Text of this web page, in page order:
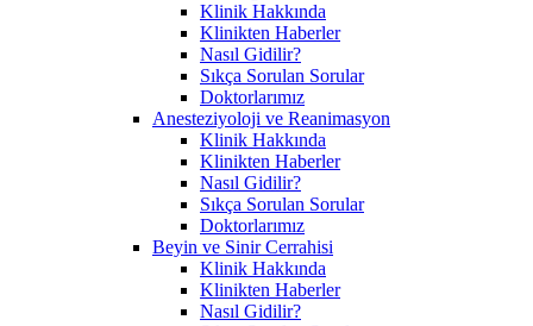
Klinik Hakkında
Klinikten Haberler
Nasıl Gidilir?
Sıkça Sorulan Sorular
Doktorlarımız
Anesteziyoloji ve Reanimasyon
Klinik Hakkında
Klinikten Haberler
Nasıl Gidilir?
Sıkça Sorulan Sorular
Doktorlarımız
Beyin ve Sinir Cerrahisi
Klinik Hakkında
Klinikten Haberler
Nasıl Gidilir?